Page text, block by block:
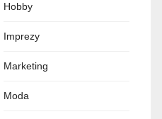
Hobby
Imprezy
Marketing
Moda